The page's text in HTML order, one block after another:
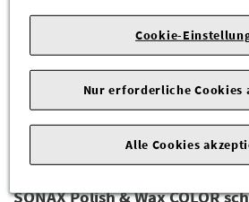
SONAX Polish & Wax COLOR
Cookie-
Nur erforderliche Cookies
Alle Cookies